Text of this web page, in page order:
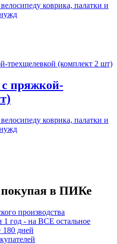
коврика, палатки и
пряжкой-
коврика, палатки и
в ПИКе
производства
год - на ВСЕ остальное
180 дней